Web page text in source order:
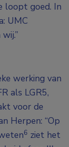
loopt goed. In
UMC
werking van
als LGR5,
voor de
Herpen: “Op
6 ziet het